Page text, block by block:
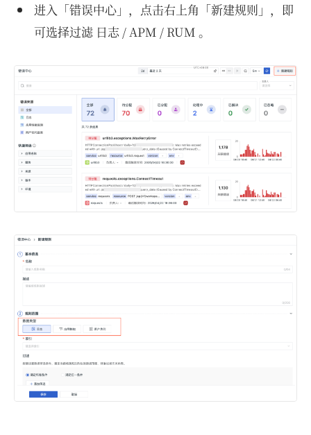
进入「错误中心」，点击右上角「新建规则」，即
可选择过滤 日志 / APM / RUM 。